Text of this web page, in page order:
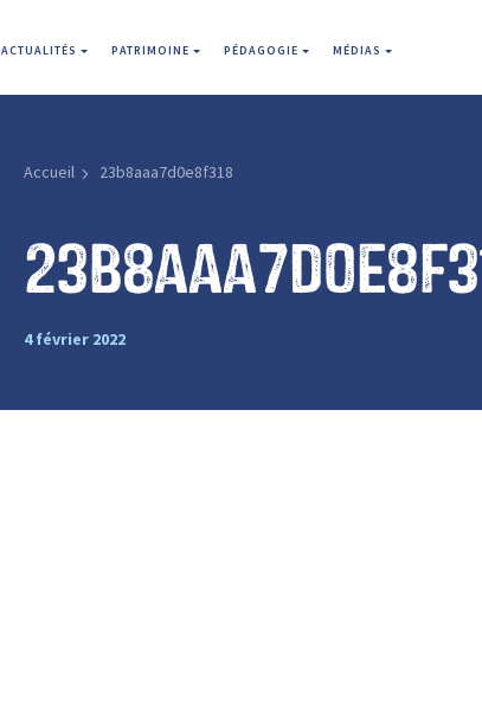
ACTUALITÉS PATRIMOINE PÉDAGOGIE MÉDIAS
Accueil 23b8aaa7d0e8f318
4 février 2022